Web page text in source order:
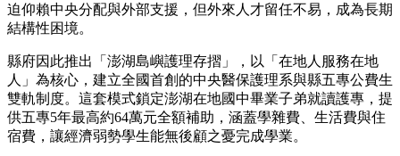
迫仰賴中央分配與外部支援，但外來人才留任不易，成為長期
結構性困境。
縣府因此推出「澎湖島嶼護理存摺」，以「在地人服務在地
人」為核心，建立全國首創的中央醫保護理系與縣五專公費生
雙軌制度。這套模式鎖定澎湖在地國中畢業子弟就讀護專，提
供五專5年最高約64萬元全額補助，涵蓋學雜費、生活費與住
宿費，讓經濟弱勢學生能無後顧之憂完成學業。